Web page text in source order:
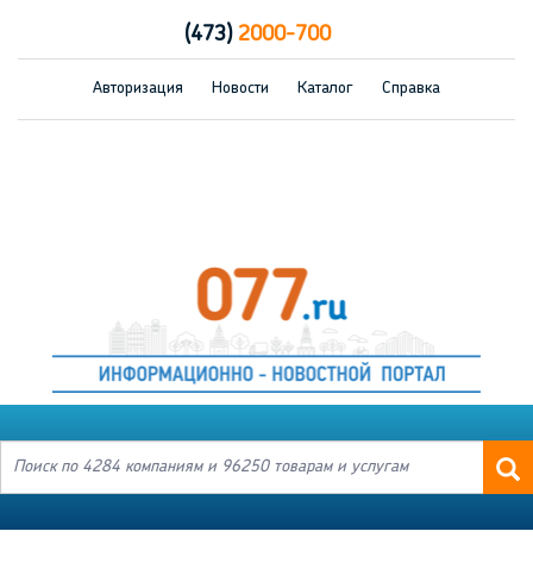
(473)2000-700
Авторизация Новости Каталог Справка